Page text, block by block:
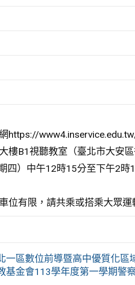
https://
樓B1視聽教室（臺北市大安
四）中午12時15分至下午2時
位有限，請共乘或搭乘大眾運
一區數位前導暨高中優質化區
基金會113學年度第一學期警